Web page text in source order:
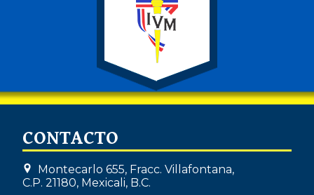
CONTACTO
Montecarlo 655, Fracc. Villafontana,
C.P. 21180, Mexicali, B.C.